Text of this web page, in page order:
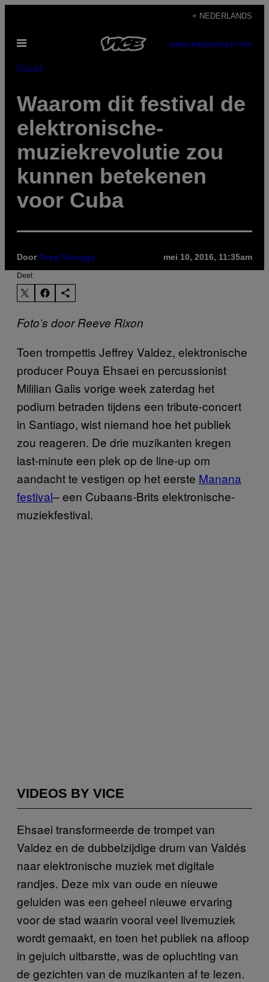
de
inhoud
+ NEDERLANDS
Open
SUBSCRIBENEWSLETTER
Muziek
Waarom dit festival de
elektronische-
muziekrevolutie zou
kunnen betekenen
voor Cuba
DoorGreg Scruggs mei 10, 2016, 11:35am
Deel:
Foto’s door Reeve Rixon
Toen trompettis Jeffrey Valdez, elektronische
producer Pouya Ehsaei en percussionist
Mililian Galis vorige week zaterdag het
podium betraden tijdens een tribute-concert
in Santiago, wist niemand hoe het publiek
zou reageren. De drie muzikanten kregen
last-minute een plek op de line-up om
aandacht te vestigen op het eerste Manana
festival– een Cubaans-Brits elektronische-
muziekfestival.
VIDEOS BY VICE
Ehsaei transformeerde de trompet van
Valdez en de dubbelzijdige drum van Valdés
naar elektronische muziek met digitale
randjes. Deze mix van oude en nieuwe
geluiden was een geheel nieuwe ervaring
voor de stad waarin vooral veel livemuziek
wordt gemaakt, en toen het publiek na afloop
in gejuich uitbarstte, was de opluchting van
de gezichten van de muzikanten af te lezen.